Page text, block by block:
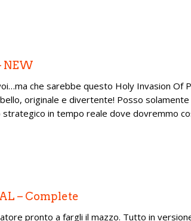
NEW
che sarebbe questo Holy Invasion Of
originale e divertente! Posso
in tempo reale dove dovremmo
– Complete
pronto a fargli il mazzo. Tutto in